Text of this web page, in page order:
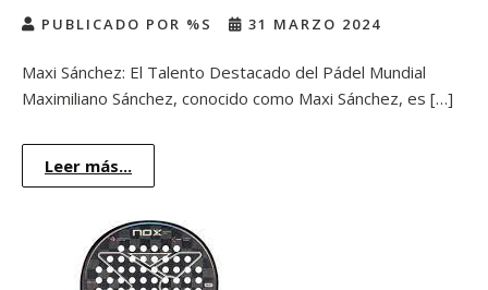
PUBLICADO POR %S 31 MARZO 2024
Maxi Sánchez: El Talento Destacado del Pádel Mundial
Maximiliano Sánchez, conocido como Maxi Sánchez, es […]
Leer más...